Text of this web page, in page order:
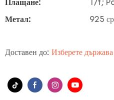
Плащане: T/t;
Метал: 925
Доставен до: Изберете